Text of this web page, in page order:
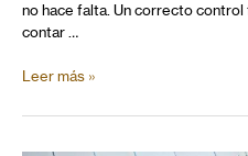
no hace falta. Un correcto
contar …
Leer más »